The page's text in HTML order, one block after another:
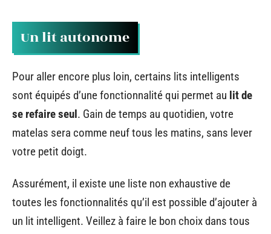
Un lit autonome
Pour aller encore plus loin, certains lits intelligents
sont équipés d’une fonctionnalité qui permet au lit de
se refaire seul. Gain de temps au quotidien, votre
matelas sera comme neuf tous les matins, sans lever
votre petit doigt.
Assurément, il existe une liste non exhaustive de
toutes les fonctionnalités qu’il est possible d’ajouter à
un lit intelligent. Veillez à faire le bon choix dans tous